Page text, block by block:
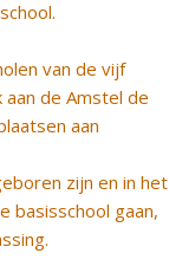
van de vijf
de Amstel de
aan
zijn en in het
basisschool gaan,